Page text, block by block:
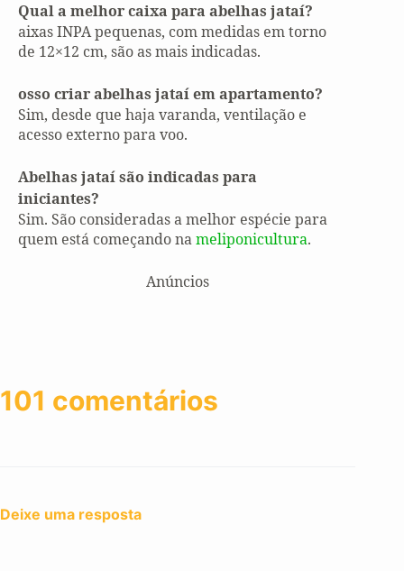
Qual a melhor caixa para abelhas jataí?
aixas INPA pequenas, com medidas em torno
de 12×12 cm, são as mais indicadas.
osso criar abelhas jataí em apartamento?
Sim, desde que haja varanda, ventilação e
acesso externo para voo.
Abelhas jataí são indicadas para
iniciantes?
Sim. São consideradas a melhor espécie para
quem está começando nameliponicultura.
Anúncios
101 comentários
Deixe uma resposta